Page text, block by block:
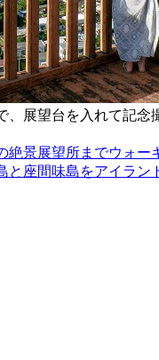
、展望台を入れて記
絶景展望所までウォー
と座間味島をアイラン